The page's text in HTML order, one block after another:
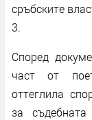
сръбските
3.
Според
част от
оттеглила
за